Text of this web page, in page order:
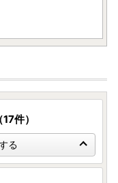
シェフが三ツ星レ
94-7120
曜・祝日・年末年
田1934番地
（17件）
る